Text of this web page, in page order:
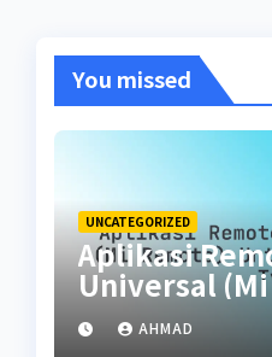
You missed
UNCATEGORIZED
Aplikasi
Universal
untuk Semua
AHMAD